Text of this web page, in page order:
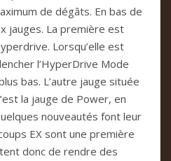
de dégâts. En bas de
jauges. La première est
Lorsqu’elle est
l’HyperDrive Mode
bas. L’autre jauge située
la jauge de Power, en
nouveautés font leur
EX sont une première
donc de rendre des